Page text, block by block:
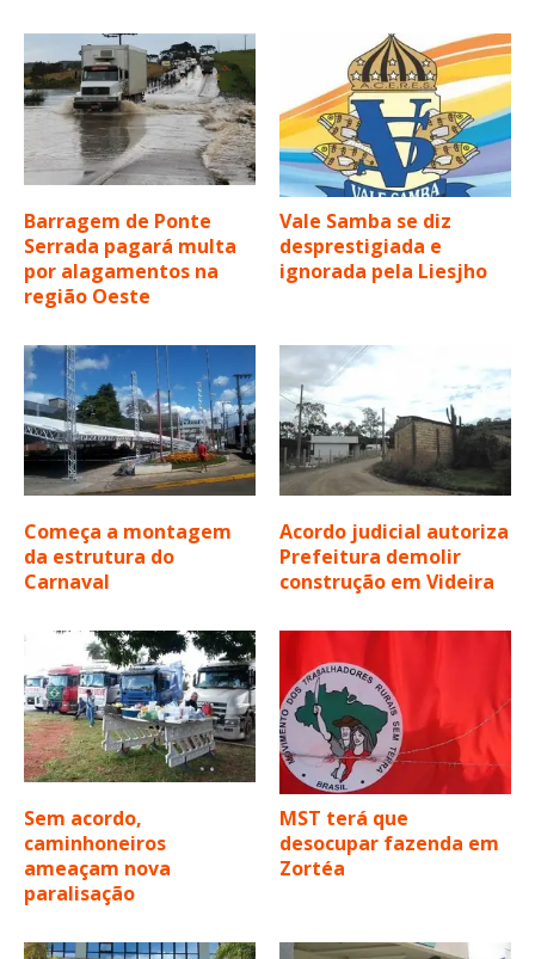
Barragem de Ponte
Serrada pagará multa
por alagamentos na
região Oeste
Vale Samba se diz
desprestigiada e
ignorada pela Liesjho
Começa a montagem
da estrutura do
Carnaval
Acordo judicial autoriza
Prefeitura demolir
construção em Videira
Sem acordo,
caminhoneiros
ameaçam nova
paralisação
MST terá que
desocupar fazenda em
Zortéa